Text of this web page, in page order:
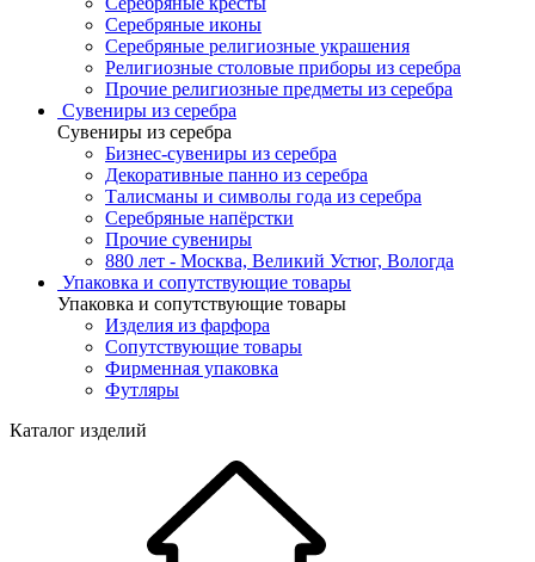
Серебряные иконы
Серебряные религиозные украшения
Религиозные столовые приборы из серебра
Прочие религиозные предметы из серебра
Сувениры из серебра
Сувениры из серебра
Бизнес-сувениры из серебра
Декоративные панно из серебра
Талисманы и символы года из серебра
Серебряные напёрстки
Прочие сувениры
880 лет - Москва, Великий Устюг, Вологда
Упаковка и сопутствующие товары
Упаковка и сопутствующие товары
Изделия из фарфора
Сопутствующие товары
Фирменная упаковка
Футляры
Каталог изделий